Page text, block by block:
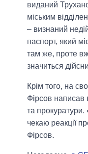
виданий
міським
– визнаний
паспорт, який
там же, проте
значиться
Крім того, на
Фірсов
та
чекаю реакції
Фірсов.